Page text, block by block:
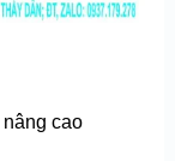
cao